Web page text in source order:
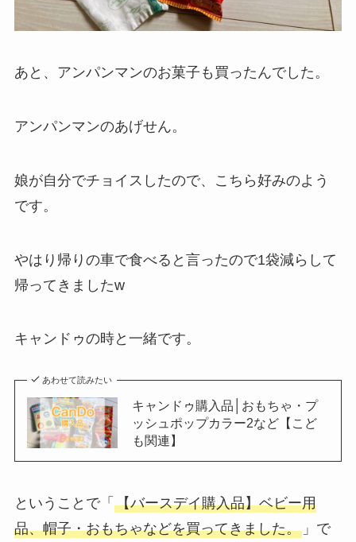
あと、アンパンマンのお菓子も買ったんでした。
アンパンマンのあげせん。
娘が自分でチョイスしたので、こちら好みのよう
です。
やはり帰りの車で食べると言ったので1袋減らして
帰ってきましたw
キャンドゥの時と一緒です。
あわせて読みたい
キャンドゥ購入品│おもちゃ・プ
ッシュポップカラー2など【こど
も関連】
ということで「 【バースデイ購入品】ベビー用
品、帽子・おもちゃなどを買ってきました。」で